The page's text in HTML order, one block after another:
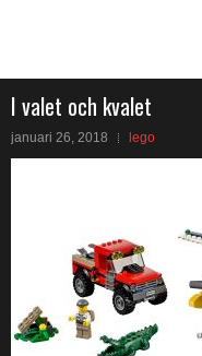
I valet och kvalet
januari 26, 2018 lego